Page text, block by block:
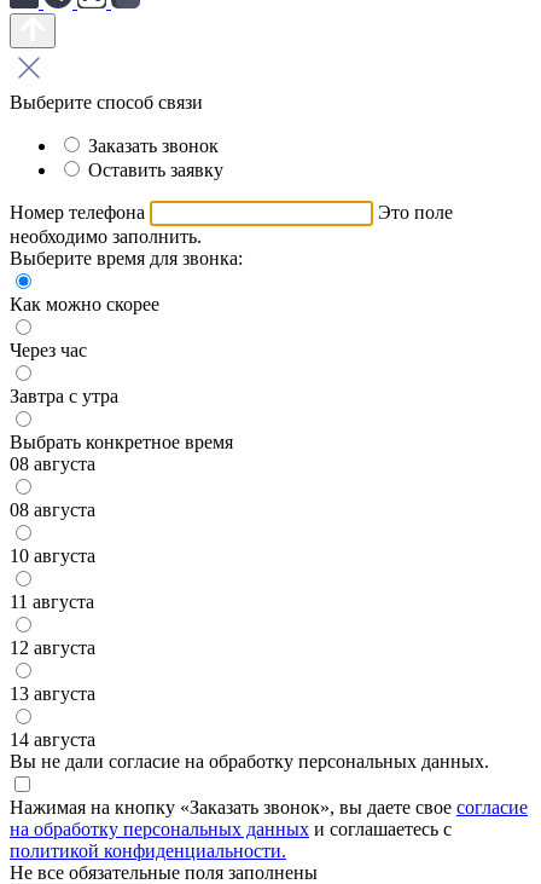
Выберите способ связи
Заказать звонок
Оставить заявку
Номер телефона
Это поле
необходимо заполнить.
Выберите время для звонка:
Как можно скорее
Через час
Завтра с утра
Выбрать конкретное время
08 августа
08 августа
10 августа
11 августа
12 августа
13 августа
14 августа
Вы не дали согласие на обработку персональных данных.
Нажимая на кнопку «Заказать звонок», вы даете свое согласие
на обработку персональных данных и соглашаетесь с
политикой конфиденциальности.
Не все обязательные поля заполнены